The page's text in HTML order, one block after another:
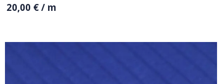
20,00 €/ m